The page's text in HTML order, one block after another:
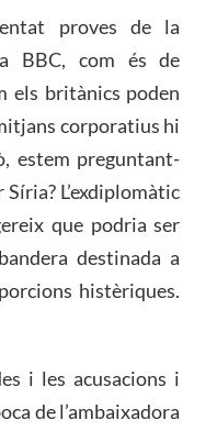
proves de la
BBC, com és de
els britànics poden
corporatius hi
estem preguntant-
L’exdiplomàtic
que podria ser
destinada a
histèriques.
i les acusacions i
de l’ambaixadora